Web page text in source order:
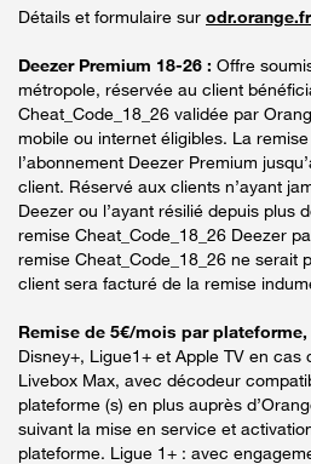
Détails et formulaire sur odr.orange.fr
Deezer Premium 18-26 : Offre
métropole, réservée au client
Cheat_Code_18_26 validée par
mobile ou internet éligibles. La
l’abonnement Deezer Premium
client. Réservé aux clients n’ayant
Deezer ou l’ayant résilié depuis plus
remise Cheat_Code_18_26 Deezer
remise Cheat_Code_18_26 ne serait
client sera facturé de la remise
Remise de 5€/mois par plateforme,
Disney+, Ligue1+ et Apple TV en cas
Livebox Max, avec décodeur
plateforme (s) en plus auprès
suivant la mise en service et
plateforme. Ligue 1+ : avec